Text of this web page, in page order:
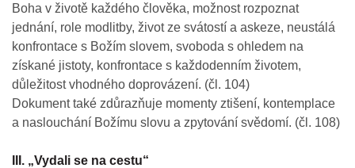
Boha v životě každého člověka, možnost rozpoznat
jednání, role modlitby, život ze svátostí a askeze, neustálá
konfrontace s Božím slovem, svoboda s ohledem na
získané jistoty, konfrontace s každodenním životem,
důležitost vhodného doprovázení. (čl. 104)
Dokument také zdůrazňuje momenty ztišení, kontemplace
a naslouchání Božímu slovu a zpytování svědomí. (čl. 108)
III. „Vydali se na cestu“